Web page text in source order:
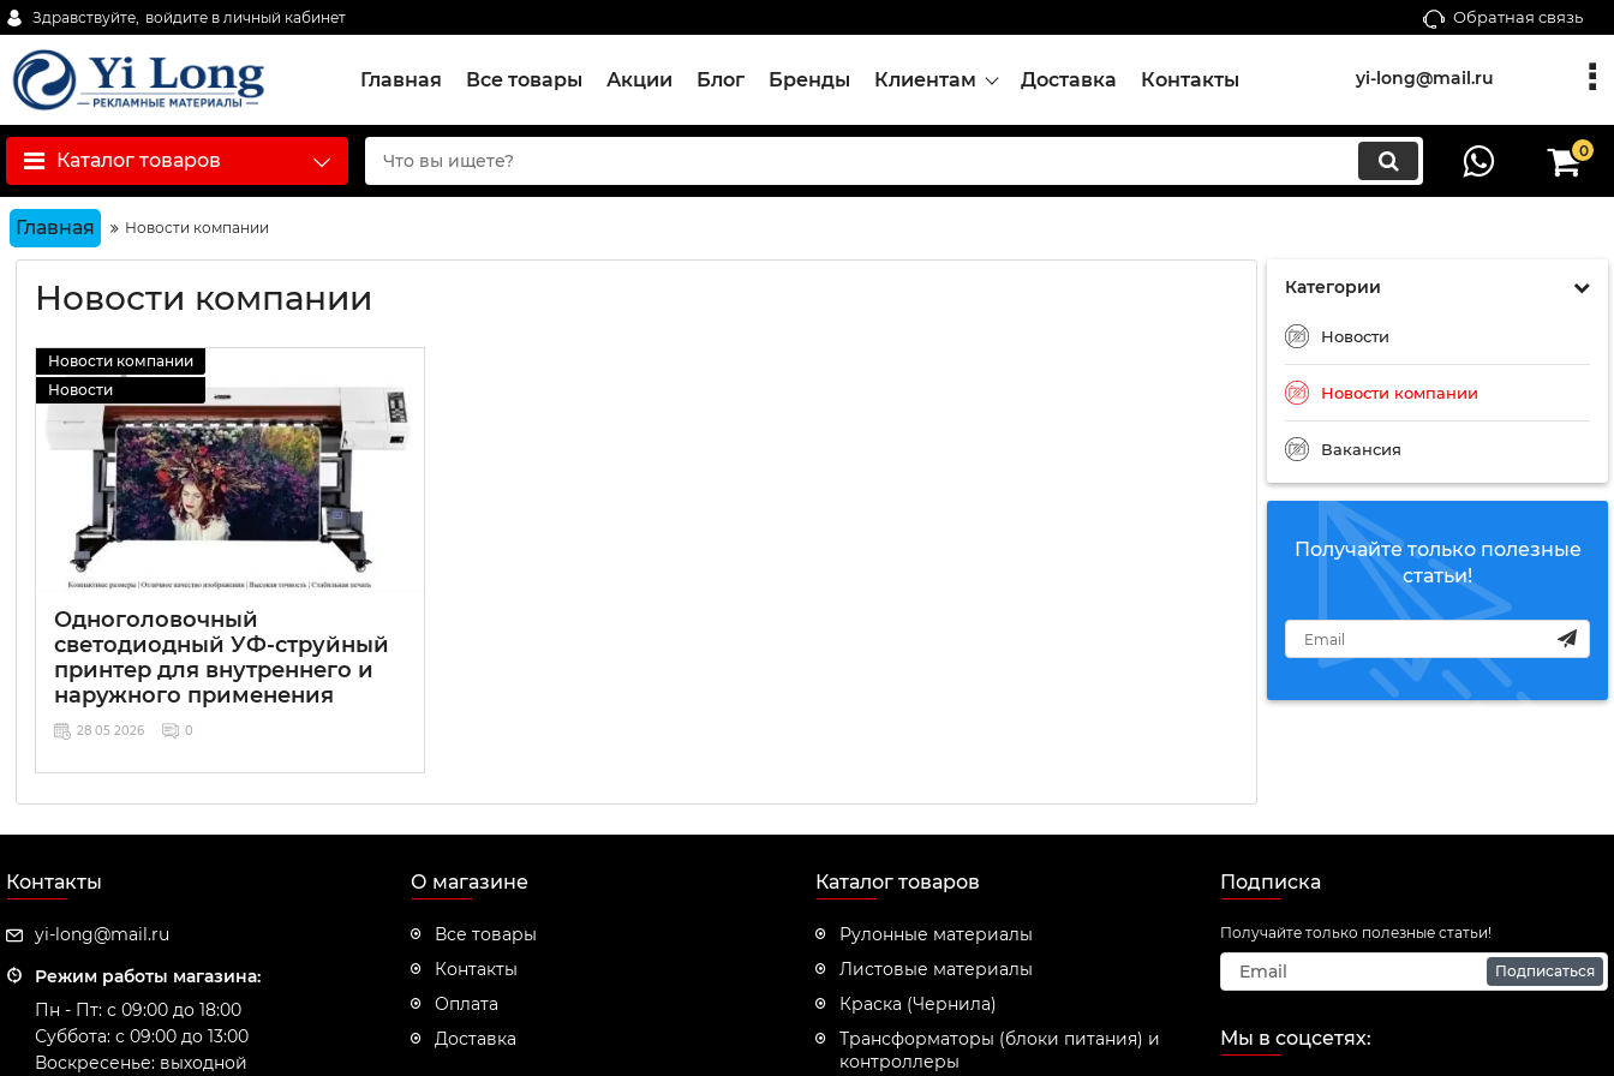
Здравствуйте, войдите в личный кабинет Обратная связь
Главная Все товары Акции Блог Бренды Клиентам Доставка Контакты yi-long@mail.ru
Каталог товаров 0
Главная Новости компании
Категории
Новости
Новости компании
Вакансия
Получайте только полезные
статьи!
Новости компании
Новости компании
Новости
Одноголовочный
светодиодный УФ-струйный
принтер для внутреннего и
наружного применения
28 05 2026 0
Контакты
yi-long@mail.ru
Режим работы магазина:
Пн - Пт: с 09:00 до 18:00
Суббота: с 09:00 до 13:00
Воскресенье: выходной
О магазине
Все товары
Контакты
Оплата
Доставка
Каталог товаров
Рулонные материалы
Листовые материалы
Краска (Чернила)
Трансформаторы (блоки питания) и
контроллеры
Подписка
Получайте только полезные статьи!
Подписаться
Мы в соцсетях: